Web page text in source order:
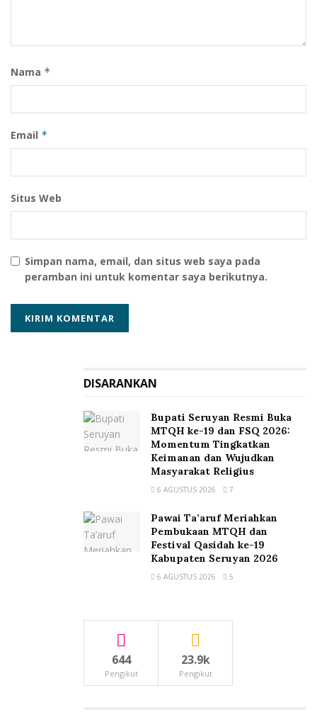
Nama *
Email *
Situs Web
Simpan nama, email, dan situs web saya pada
peramban ini untuk komentar saya berikutnya.
DISARANKAN
Bupati Seruyan Resmi Buka
MTQH ke-19 dan FSQ 2026:
Momentum Tingkatkan
Keimanan dan Wujudkan
Masyarakat Religius
6 AGUSTUS 2026 7
Pawai Ta’aruf Meriahkan
Pembukaan MTQH dan
Festival Qasidah ke-19
Kabupaten Seruyan 2026
6 AGUSTUS 2026 5
644
Pengikut
23.9k
Pengikut